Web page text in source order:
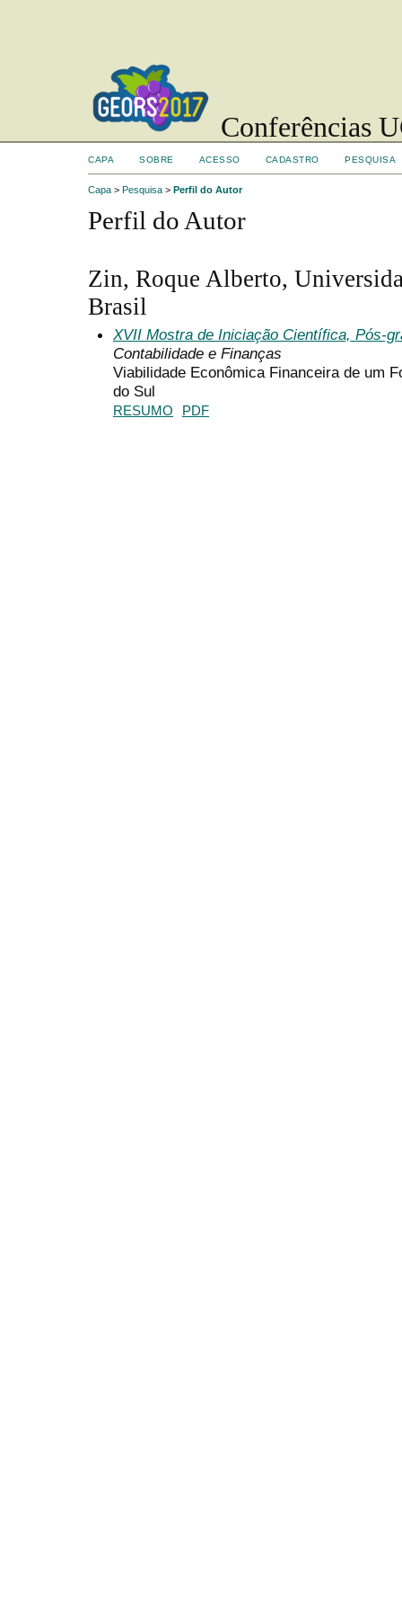
Conferências
CAPA SOBRE ACESSO CADASTRO PESQUISA
Capa > Pesquisa > Perfil do Autor
Perfil do Autor
Zin, Roque Alberto,
Brasil
XVII Mostra de Iniciação Científica, Pós-
Contabilidade e Finanças
Viabilidade Econômica Financeira de um
do Sul
RESUMO PDF